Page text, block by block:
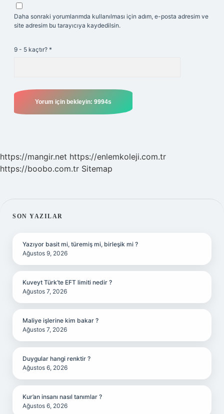
Daha sonraki yorumlarımda kullanılması için adım, e-posta adresim ve
site adresim bu tarayıcıya kaydedilsin.
9 - 5 kaçtır? *
https://mangir.net https://enlemkoleji.com.tr
https://boobo.com.tr Sitemap
SIDEBAR
SON YAZILAR
Yazıyor basit mi, türemiş mi, birleşik mi ?
Ağustos 9, 2026
Kuveyt Türk’te EFT limiti nedir ?
Ağustos 7, 2026
Maliye işlerine kim bakar ?
Ağustos 7, 2026
Duygular hangi renktir ?
Ağustos 6, 2026
Kur’an insanı nasıl tanımlar ?
Ağustos 6, 2026